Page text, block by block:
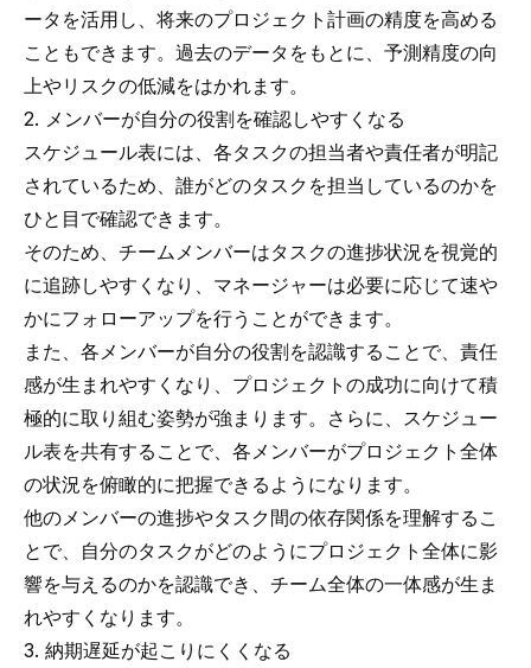
ータを活用し、将来のプロジェクト計画の精度を高める
こともできます。過去のデータをもとに、予測精度の向
上やリスクの低減をはかれます。
2. メンバーが自分の役割を確認しやすくなる
スケジュール表には、各タスクの担当者や責任者が明記
されているため、誰がどのタスクを担当しているのかを
ひと目で確認できます。
そのため、チームメンバーはタスクの進捗状況を視覚的
に追跡しやすくなり、マネージャーは必要に応じて速や
かにフォローアップを行うことができます。
また、各メンバーが自分の役割を認識することで、責任
感が生まれやすくなり、プロジェクトの成功に向けて積
極的に取り組む姿勢が強まります。さらに、スケジュー
ル表を共有することで、各メンバーがプロジェクト全体
の状況を俯瞰的に把握できるようになります。
他のメンバーの進捗やタスク間の依存関係を理解するこ
とで、自分のタスクがどのようにプロジェクト全体に影
響を与えるのかを認識でき、チーム全体の一体感が生ま
れやすくなります。
3. 納期遅延が起こりにくくなる